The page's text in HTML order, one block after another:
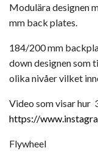
Modulära designen
mm back plates.
184/200 mm
down designen som
olika nivåer vilket
Video som visar hur
https://
Flywheel